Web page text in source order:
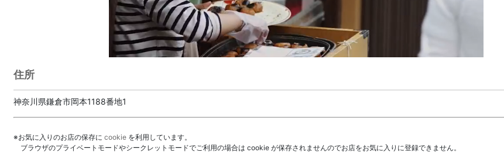
住所
神奈川県鎌倉市岡本1188番地1
※お気に入りのお店の保存に cookie を利用しています。
ブラウザのプライベートモードやシークレットモードでご利用の場合は cookie が保存されませんのでお店をお気に入りに登録できません。